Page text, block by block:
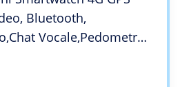
Bluetooth,
Vocale,Pedometro,
Orologio